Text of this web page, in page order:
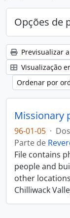
Opções de
Previsualizar
Visualização
Ordenar por
96-01-05 ·
Parte de
File contains
people and
other
Chilliwack